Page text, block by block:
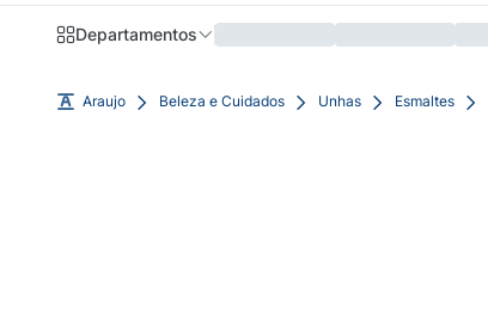
Departamentos
Araujo Beleza e Cuidados Unhas Esmaltes